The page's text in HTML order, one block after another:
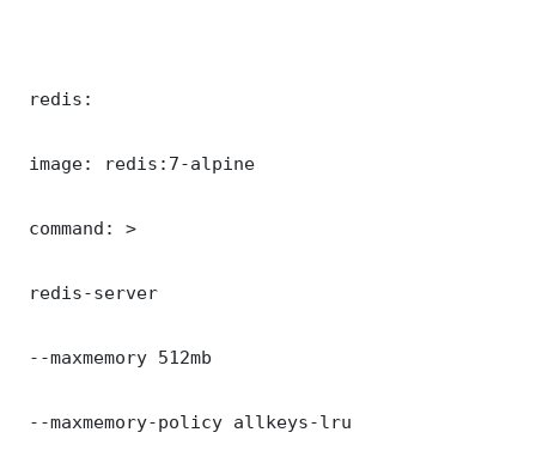
redis:
image: redis:7-alpine
command: >
redis-server
--maxmemory 512mb
--maxmemory-policy allkeys-lru